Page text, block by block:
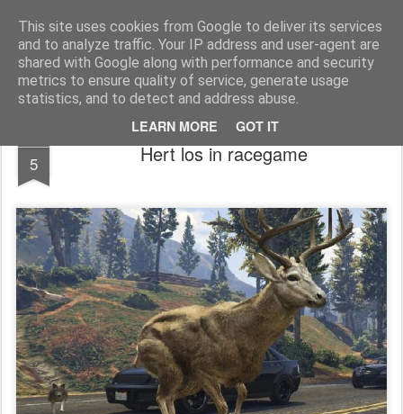
This site uses cookies from Google to deliver its services
and to analyze traffic. Your IP address and user-agent are
shared with Google along with performance and security
metrics to ensure quality of service, generate usage
statistics, and to detect and address abuse.
LEARN MORE GOT IT
Dada2.0 We leven in een ronddraaiend commercieel pretpark. God is dood, geweld gewoon, het Midden-Oosten een permanente oorlogszandbak, het werk wegbezuinigd, de poen in handen van 200 familiebanken, De nationalistische nepdemocratie past op de winkel met keffende pershondjes in de wandelgangen. Wie diep genoeg buigt krijgt wat meer muntjes dan een ander (..). Dada2.0 zoekt naar nieuwe contouren, nieuwe kunst, absurde humor, Verbeelding. Weg van dit zielloze materialisme. Mail docwerk@ planet.nl
Homepage Kunst Guido
5 Hert los in racegame